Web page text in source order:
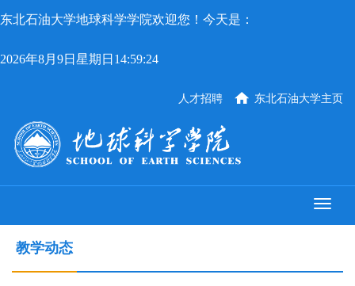
东北石油大学地球科学学院欢迎您！今天是：
2026年8月9日星期日14:59:24
东北石油大学主页
人才招聘
教学动态